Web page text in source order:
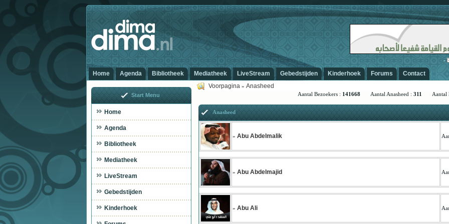
Home Agenda Bibliotheek Mediatheek LiveStream Gebedstijden Kinderhoek Forums
Contact
Voorpagina » Anasheed
Aantal Bezoekers : 141668 Aantal Anasheed : 311 Aantal
Anasheed
» Abu Abdelmalik
» Abu Abdelmajid
» Abu Ali
Start Menu
Home
Agenda
Bibliotheek
Mediatheek
LiveStream
Gebedstijden
Kinderhoek